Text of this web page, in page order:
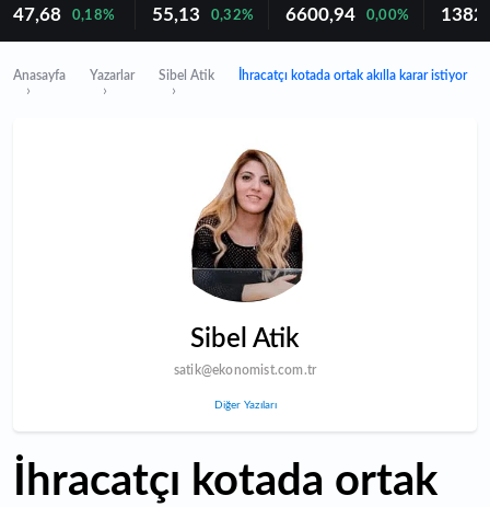
47,68 0,18% 55,13 0,32% 6600,94 0,00%
Anasayfa Yazarlar Sibel Atik İhracatçı kotada ortak akılla karar istiyor
Sibel Atik
satik@ekonomist.com.tr
Diğer Yazıları
İhracatçı kotada ortak